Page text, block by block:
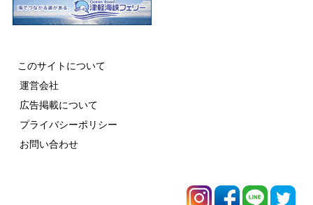
このサイトについて
運営会社
広告掲載について
プライバシーポリシー
お問い合わせ